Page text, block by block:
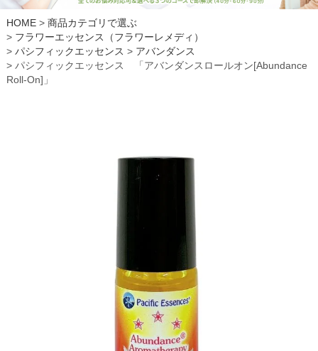
HOME
商品カテゴリで選ぶ
フラワーエッセンス（フラワーレメディ）
パシフィックエッセンス
アバンダンス
パシフィックエッセンス 「アバンダンスロールオン[Abundance
Roll-On]」